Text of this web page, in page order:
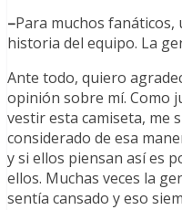
–Para muchos
historia del equipo. La
Ante todo, quiero
opinión sobre mí. Como
vestir esta camiseta, me
considerado de esa
y si ellos piensan así es
ellos. Muchas veces la
sentía cansado y eso